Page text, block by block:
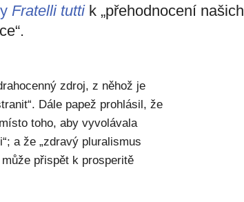
Fratelli tuttik „přehodnocení našich
zdroj, z něhož je
Dále papež prohlásil, že
toho, aby vyvolávala
a že „zdravý pluralismus
přispět k prosperitě